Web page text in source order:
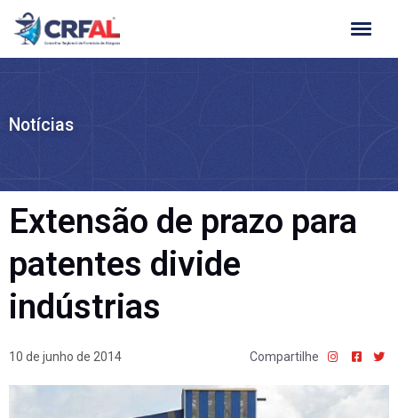
Ir
para
Notícias
Extensão de prazo para
patentes divide
indústrias
10 de junho de 2014 Compartilhe